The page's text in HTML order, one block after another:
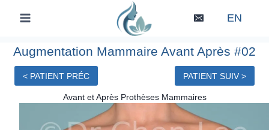
EN
Augmentation Mammaire Avant Après #02
< PATIENT PRÉC PATIENT SUIV >
Avant et Après Prothèses Mammaires